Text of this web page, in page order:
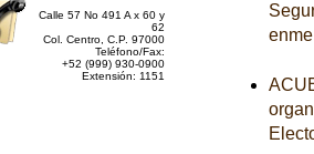
Calle 57 No 491 A x 60 y
62
Col. Centro, C.P. 97000
Teléfono/Fax:
+52 (999) 930-0900
Extensión: 1151